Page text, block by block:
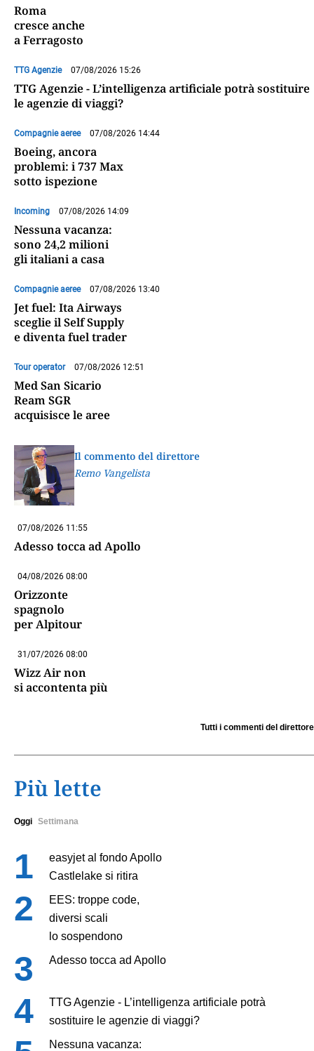
Roma
cresce anche
a Ferragosto
TTG Agenzie 07/08/2026 15:26
TTG Agenzie - L’intelligenza artificiale potrà sostituire
le agenzie di viaggi?
Compagnie aeree 07/08/2026 14:44
Boeing, ancora
problemi: i 737 Max
sotto ispezione
Incoming 07/08/2026 14:09
Nessuna vacanza:
sono 24,2 milioni
gli italiani a casa
Compagnie aeree 07/08/2026 13:40
Jet fuel: Ita Airways
sceglie il Self Supply
e diventa fuel trader
Tour operator 07/08/2026 12:51
Med San Sicario
Ream SGR
acquisisce le aree
Il commento del direttore
Remo Vangelista
07/08/2026 11:55
Adesso tocca ad Apollo
04/08/2026 08:00
Orizzonte
spagnolo
per Alpitour
31/07/2026 08:00
Wizz Air non
si accontenta più
Tutti i commenti del direttore
Più lette
Oggi Settimana
easyjet al fondo Apollo
Castlelake si ritira
EES: troppe code,
diversi scali
lo sospendono
Adesso tocca ad Apollo
TTG Agenzie - L’intelligenza artificiale potrà
sostituire le agenzie di viaggi?
Nessuna vacanza: